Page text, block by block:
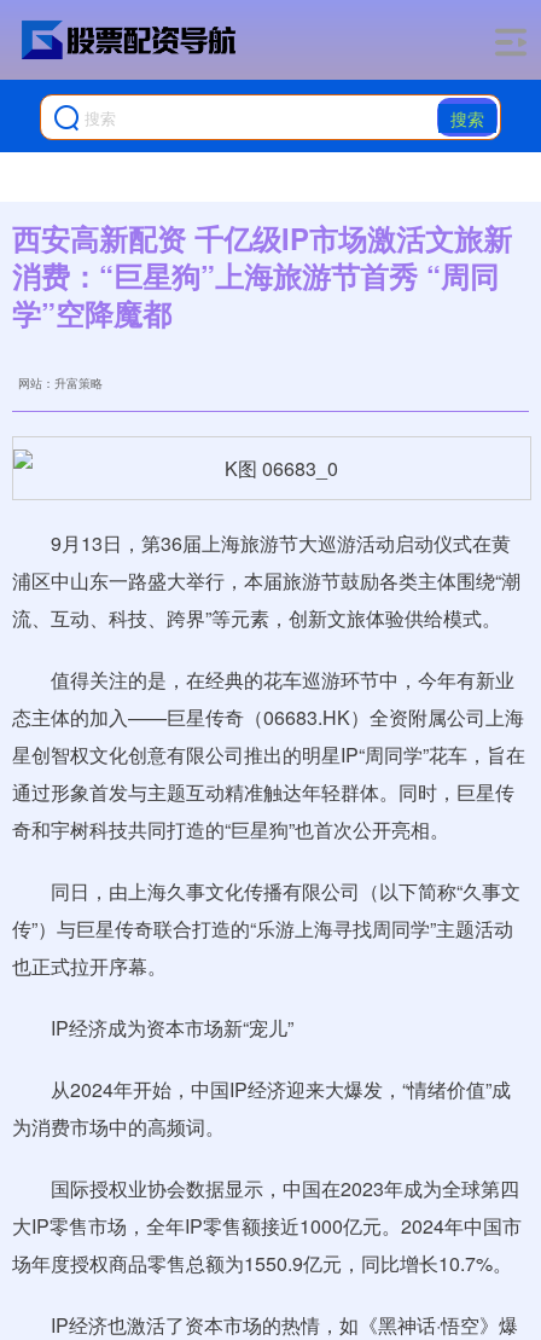
搜索
西安高新配资 千亿级IP市场激活文旅新
消费：“巨星狗”上海旅游节首秀 “周同
学”空降魔都
网站：升富策略
9月13日，第36届上海旅游节大巡游活动启动仪式在黄
浦区中山东一路盛大举行，本届旅游节鼓励各类主体围绕“潮
流、互动、科技、跨界”等元素，创新文旅体验供给模式。
值得关注的是，在经典的花车巡游环节中，今年有新业
态主体的加入——巨星传奇（06683.HK）全资附属公司上海
星创智权文化创意有限公司推出的明星IP“周同学”花车，旨在
通过形象首发与主题互动精准触达年轻群体。同时，巨星传
奇和宇树科技共同打造的“巨星狗”也首次公开亮相。
同日，由上海久事文化传播有限公司（以下简称“久事文
传”）与巨星传奇联合打造的“乐游上海寻找周同学”主题活动
也正式拉开序幕。
IP经济成为资本市场新“宠儿”
从2024年开始，中国IP经济迎来大爆发，“情绪价值”成
为消费市场中的高频词。
国际授权业协会数据显示，中国在2023年成为全球第四
大IP零售市场，全年IP零售额接近1000亿元。2024年中国市
场年度授权商品零售总额为1550.9亿元，同比增长10.7%。
IP经济也激活了资本市场的热情，如《黑神话·悟空》爆